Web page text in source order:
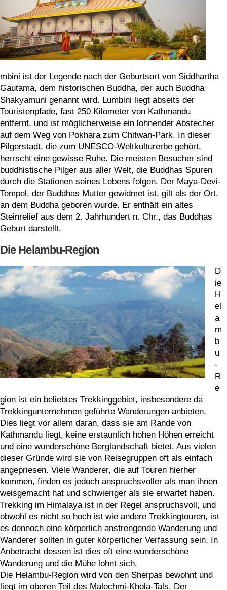
mbini ist der Legende nach der Geburtsort von Siddhartha
Gautama, dem historischen Buddha, der auch Buddha
Shakyamuni genannt wird. Lumbini liegt abseits der
Touristenpfade, fast 250 Kilometer von Kathmandu
entfernt, und ist möglicherweise ein lohnender Abstecher
auf dem Weg von Pokhara zum Chitwan-Park. In dieser
Pilgerstadt, die zum UNESCO-Weltkulturerbe gehört,
herrscht eine gewisse Ruhe. Die meisten Besucher sind
buddhistische Pilger aus aller Welt, die Buddhas Spuren
durch die Stationen seines Lebens folgen. Der Maya-Devi-
Tempel, der Buddhas Mutter gewidmet ist, gilt als der Ort,
an dem Buddha geboren wurde. Er enthält ein altes
Steinrelief aus dem 2. Jahrhundert n. Chr., das Buddhas
Geburt darstellt.
Die Helambu-Region
D
ie
H
el
a
m
b
u
-
R
e
gion ist ein beliebtes Trekkinggebiet, insbesondere da
Trekkingunternehmen geführte Wanderungen anbieten.
Dies liegt vor allem daran, dass sie am Rande von
Kathmandu liegt, keine erstaunlich hohen Höhen erreicht
und eine wunderschöne Berglandschaft bietet. Aus vielen
dieser Gründe wird sie von Reisegruppen oft als einfach
angepriesen. Viele Wanderer, die auf Touren hierher
kommen, finden es jedoch anspruchsvoller als man ihnen
weisgemacht hat und schwieriger als sie erwartet haben.
Trekking im Himalaya ist in der Regel anspruchsvoll, und
obwohl es nicht so hoch ist wie andere Trekkingtouren, ist
es dennoch eine körperlich anstrengende Wanderung und
Wanderer sollten in guter körperlicher Verfassung sein. In
Anbetracht dessen ist dies oft eine wunderschöne
Wanderung und die Mühe lohnt sich.
Die Helambu-Region wird von den Sherpas bewohnt und
liegt im oberen Teil des Malechmi-Khola-Tals. Der